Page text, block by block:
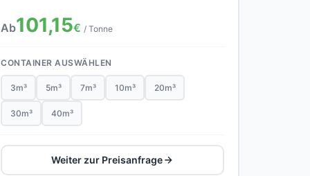
Ab101,15€ / Tonne
CONTAINER AUSWÄHLEN
3m³ 5m³ 7m³ 10m³ 20m³
30m³ 40m³
Weiter zur Preisanfrage